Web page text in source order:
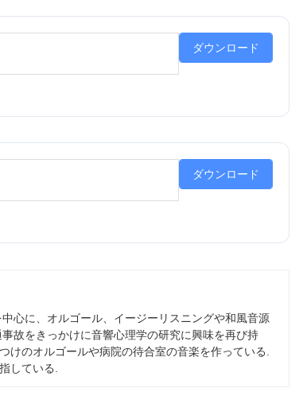
ダウンロード
ダウンロード
心に、オルゴール、イージーリスニングや和風音源
故をきっかけに音響心理学の研究に興味を再び持
けのオルゴールや病院の待合室の音楽を作っている.
している.